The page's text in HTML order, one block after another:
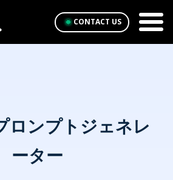
CONTACT US
ロンプトジェネレ
ーター